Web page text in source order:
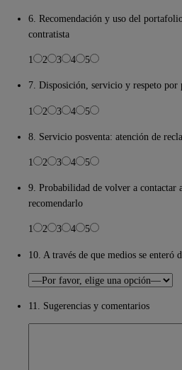
6. Recomendación y uso del
contratista
1 2 3 4 5
7. Disposición, servicio y respeto por
1 2 3 4 5
8. Servicio posventa: atención de
1 2 3 4 5
9. Probabilidad de volver a contactar
recomendarlo
1 2 3 4 5
10. A través de que medios se enteró
11. Sugerencias y comentarios